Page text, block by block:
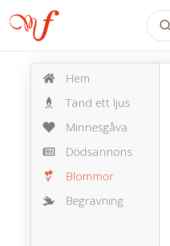
Hem
Tänd ett ljus
Minnesgåva
Dödsannons
Blommor
Begravning